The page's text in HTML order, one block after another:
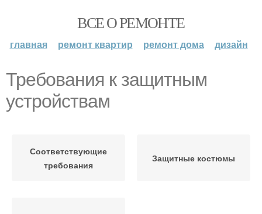
ВСЕ О РЕМОНТЕ
главная ремонт квартир ремонт дома дизайн
Требования к защитным
устройствам
Соответствующие
требования
Защитные костюмы